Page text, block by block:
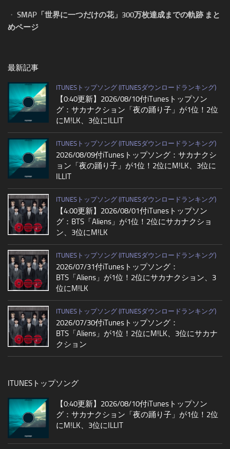
・ SMAP「世界に一つだけの花」300万枚達成までの軌跡 まと
めページ
最新記事
ITUNESトップソング (ITUNESダウンロードランキング)
【0:40更新】2026/08/10付iTunesトップソン
グ：サカナクション「夜の踊り子」が1位！2位
にM!LK、3位にILLIT
ITUNESトップソング (ITUNESダウンロードランキング)
2026/08/09付iTunesトップソング：サカナクシ
ョン「夜の踊り子」が1位！2位にM!LK、3位に
ILLIT
ITUNESトップソング (ITUNESダウンロードランキング)
【4:00更新】2026/08/01付iTunesトップソン
グ：BTS「Aliens」が1位！2位にサカナクショ
ン、3位にM!LK
ITUNESトップソング (ITUNESダウンロードランキング)
2026/07/31付iTunesトップソング：
BTS「Aliens」が1位！2位にサカナクション、3
位にM!LK
ITUNESトップソング (ITUNESダウンロードランキング)
2026/07/30付iTunesトップソング：
BTS「Aliens」が1位！2位にM!LK、3位にサカナ
クション
ITUNESトップソング
【0:40更新】2026/08/10付iTunesトップソン
グ：サカナクション「夜の踊り子」が1位！2位
にM!LK、3位にILLIT